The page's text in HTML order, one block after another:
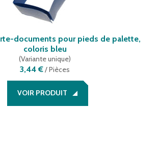
documents pour pieds de palette,
coloris bleu
(Variante unique)
3,44 €/Pièces
VOIR PRODUIT